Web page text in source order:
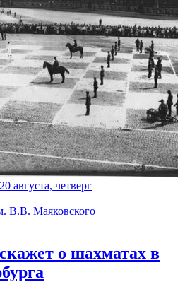
20 августа, четверг
В.В. Маяковского
о шахматах в